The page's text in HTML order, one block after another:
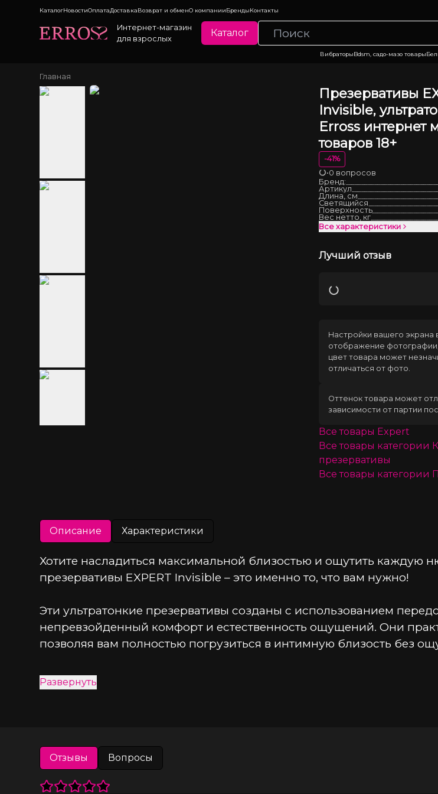
КаталогНовостиОплатаДоставкаВозврат и обменО компанииБрендыКонтакты
Интернет-магазин
для взрослых
Каталог
ВибраторыBdsm, садо-мазо товары
Главная
Презервативы
Invisible,
Erross интернет
товаров 18+
-41%
Загрузка
•0 вопросов
Бренд:
Артикул
Длина, см
Светящийся
Поверхность
Вес нетто, кг
Все характеристики
Лучший отзыв
Загрузка
Настройки вашего экрана
отображение
цвет товара может
отличаться от фото.
Оттенок товара может
зависимости от партии
Все товары Expert
Все товары категории
презервативы
Все товары категории
Описание Характеристики
Хотите насладиться максимальной близостью и ощутить каждую
презервативы EXPERT Invisible – это именно то, что вам нужно!
Эти ультратонкие презервативы созданы с использованием
непревзойденный комфорт и естественность ощущений. Они
позволяя вам полностью погрузиться в интимную близость без
Презервативы EXPERT Invisible покрыты специальной
и приятные ощущения на протяжении всей близости. Вы
отличная возможность сэкономить и быть уверенным, что у вас
Развернуть
Отзывы Вопросы